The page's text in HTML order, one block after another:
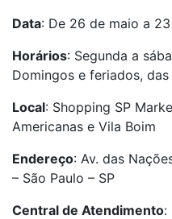
Data: De 26 de maio a
Horários: Segunda a
Domingos e feriados, das
Local: Shopping SP
Americanas e Vila Boim
Endereço: Av. das
– São Paulo – SP
Central de Atendimento: